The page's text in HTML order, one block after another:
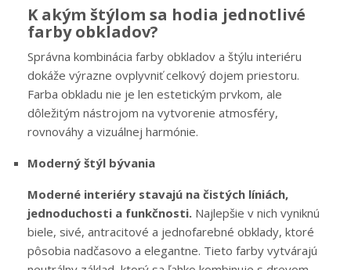
K akým štýlom sa hodia jednotlivé
farby obkladov?
Správna kombinácia farby obkladov a štýlu interiéru
dokáže výrazne ovplyvniť celkový dojem priestoru.
Farba obkladu nie je len estetickým prvkom, ale
dôležitým nástrojom na vytvorenie atmosféry,
rovnováhy a vizuálnej harmónie.
Moderný štýl bývania
Moderné interiéry stavajú na čistých líniách,
jednoduchosti a funkčnosti. Najlepšie v nich vyniknú
biele, sivé, antracitové a jednofarebné obklady, ktoré
pôsobia nadčasovo a elegantne. Tieto farby vytvárajú